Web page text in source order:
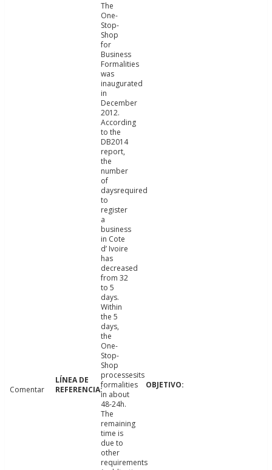
Comentar
The
One-
Stop-
Shop
for
Business
Formalities
was
inaugurated
in
December
2012.
According
to the
DB2014
report,
the
number
of
daysrequired
to
register
a
business
in Cote
d’ Ivoire
has
decreased
from 32
to 5
days.
Within
the 5
days,
the
One-
Stop-
Shop
processesits
formalities
in about
48-24h.
The
remaining
time is
due to
other
requirements